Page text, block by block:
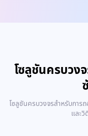
โซลูชันครบวง
โซลูชันครบวงจรสำหรับการ
และ